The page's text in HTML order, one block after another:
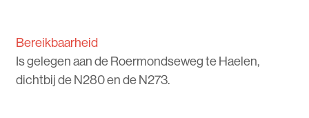
Bereikbaarheid
Is gelegen aan de Roermondseweg te Haelen,
dichtbij de N280 en de N273.